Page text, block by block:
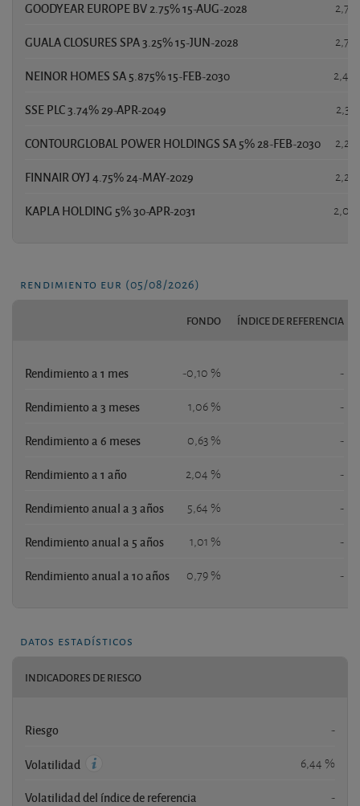
GOODYEAR EUROPE BV 2.75% 15-AUG-2028 2,75
GUALA CLOSURES SPA 3.25% 15-JUN-2028 2,75
NEINOR HOMES SA 5.875% 15-FEB-2030 2,44
SSE PLC 3.74% 29-APR-2049 2,38
CONTOURGLOBAL POWER HOLDINGS SA 5% 28-FEB-2030 2,28
FINNAIR OYJ 4.75% 24-MAY-2029 2,27
KAPLA HOLDING 5% 30-APR-2031 2,08
rendimiento eur (05/08/2026)
FONDO ÍNDICE DE REFERENCIA
Rendimiento a 1 mes -0,10 % -
Rendimiento a 3 meses 1,06 % -
Rendimiento a 6 meses 0,63 % -
Rendimiento a 1 año 2,04 % -
Rendimiento anual a 3 años 5,64 % -
Rendimiento anual a 5 años 1,01 % -
Rendimiento anual a 10 años 0,79 % -
datos estadísticos
INDICADORES DE RIESGO
Riesgo -
Volatilidad 6,44 %
Volatilidad del índice de referencia -